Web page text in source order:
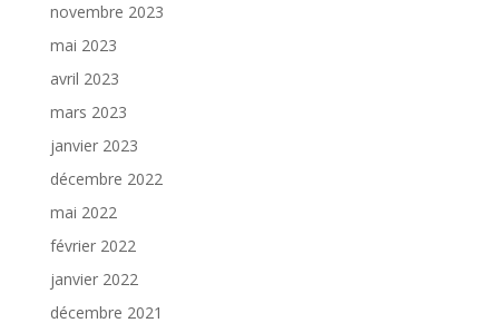
novembre 2023
mai 2023
avril 2023
mars 2023
janvier 2023
décembre 2022
mai 2022
février 2022
janvier 2022
décembre 2021